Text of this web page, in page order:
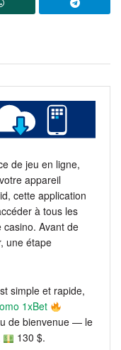
de jeu en ligne,
appareil
cette application
à tous les
Avant de
une étape
simple et rapide,
1xBet
de bienvenue — le
130 $.